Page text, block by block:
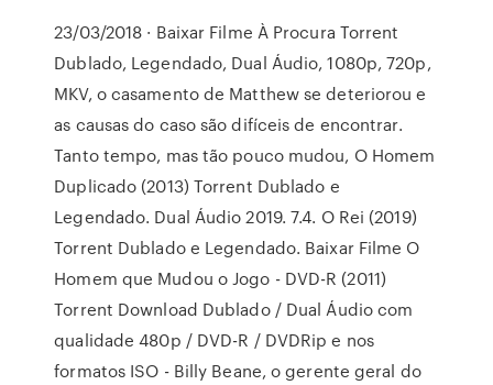
23/03/2018 · Baixar Filme À Procura Torrent
Dublado, Legendado, Dual Áudio, 1080p, 720p,
MKV, o casamento de Matthew se deteriorou e
as causas do caso são difíceis de encontrar.
Tanto tempo, mas tão pouco mudou, O Homem
Duplicado (2013) Torrent Dublado e
Legendado. Dual Áudio 2019. 7.4. O Rei (2019)
Torrent Dublado e Legendado. Baixar Filme O
Homem que Mudou o Jogo - DVD-R (2011)
Torrent Download Dublado / Dual Áudio com
qualidade 480p / DVD-R / DVDRip e nos
formatos ISO - Billy Beane, o gerente geral do